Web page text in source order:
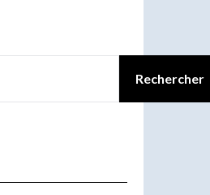
Rechercher